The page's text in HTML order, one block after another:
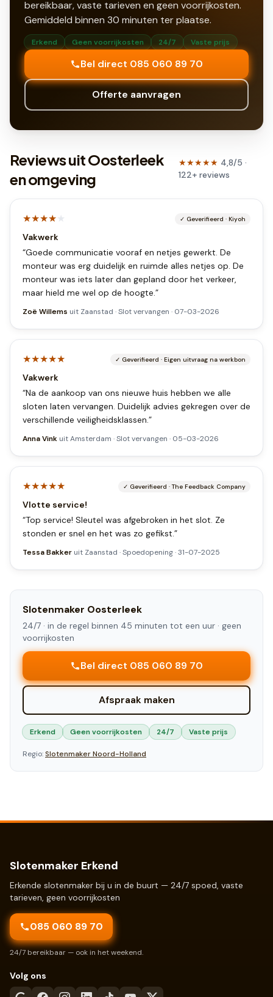
bereikbaar, vaste tarieven en geen voorrijkosten.
Gemiddeld binnen 30 minuten ter plaatse.
Erkend Geen voorrijkosten 24/7 Vaste prijs
Bel direct 085 060 89 70
Offerte aanvragen
Reviews uit Oosterleek
en omgeving
★★★★★ 4,8/5 ·
122+reviews
★★★★★ ✓ Geverifieerd · Kiyoh
Vakwerk
“Goede communicatie vooraf en netjes gewerkt. De
monteur was erg duidelijk en ruimde alles netjes op. De
monteur was iets later dan gepland door het verkeer,
maar hield me wel op de hoogte.”
Zoë Willems uit Zaanstad ·Slot vervangen · 07-03-2026
★★★★★ ✓ Geverifieerd · Eigen uitvraag na werkbon
Vakwerk
“Na de aankoop van ons nieuwe huis hebben we alle
sloten laten vervangen. Duidelijk advies gekregen over de
verschillende veiligheidsklassen.”
Anna Vink uitAmsterdam ·Slot vervangen · 05-03-2026
★★★★★ ✓ Geverifieerd ·The Feedback Company
Vlotte service!
“Top service! Sleutel was afgebroken in het slot. Ze
stonden er snel en het was zo gefikst.”
Tessa Bakker uit Zaanstad ·Spoedopening·31-07-2025
Slotenmaker Oosterleek
24/7 · in de regel binnen 45 minuten tot een uur · geen
voorrijkosten
Bel direct 085 060 89 70
Afspraak maken
Erkend Geen voorrijkosten 24/7 Vaste prijs
Regio:SlotenmakerNoord-Holland
Slotenmaker Erkend
Erkende slotenmaker bij u in de buurt — 24/7 spoed, vaste
tarieven, geen voorrijkosten
085 060 89 70
24/7 bereikbaar — ook in het weekend.
Volg ons